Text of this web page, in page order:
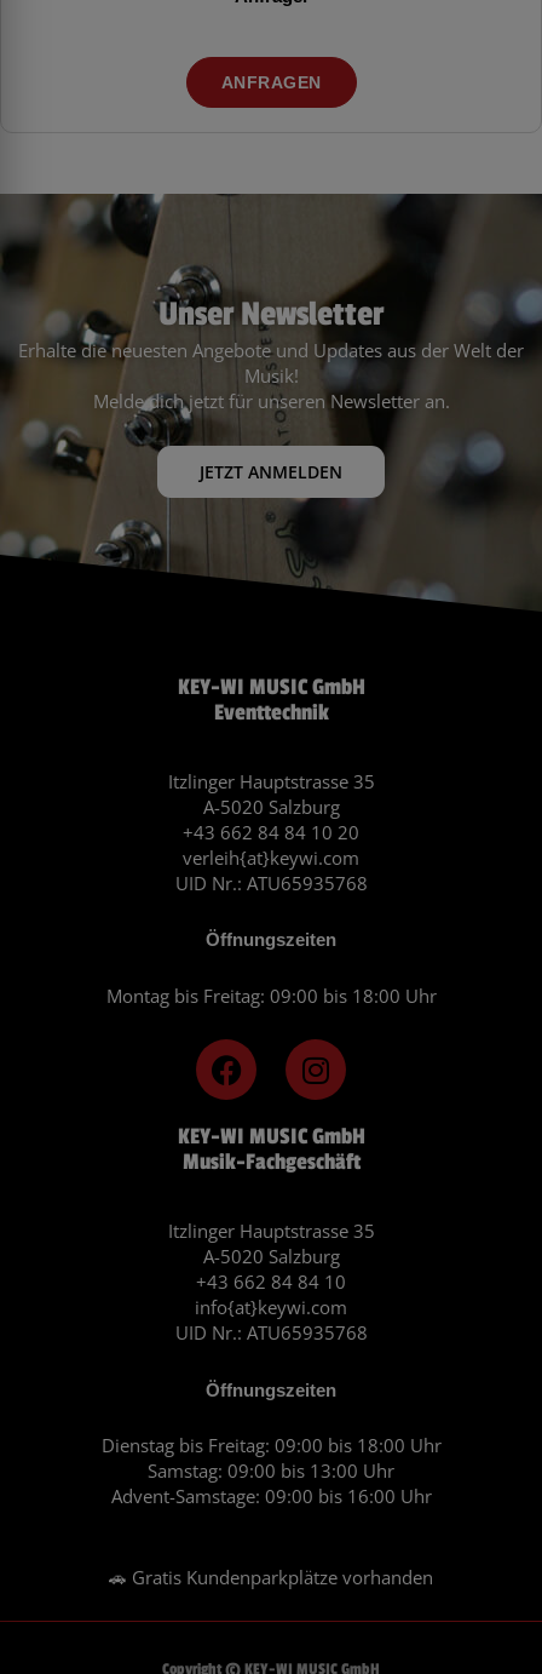
ANFRAGEN
Unser Newsletter
Erhalte die neuesten Angebote und Updates aus der Welt der
Musik!
Melde dich jetzt für unseren Newsletter an.
JETZT ANMELDEN
KEY-WI MUSIC GmbH
Musik-Fachgeschäft
Itzlinger Hauptstrasse 35
A-5020 Salzburg
+43 662 84 84 10
info{at}keywi.com
UID Nr.: ATU65935768
Öffnungszeiten
Dienstag bis Freitag: 09:00 bis 18:00 Uhr
Samstag: 09:00 bis 13:00 Uhr
Advent-Samstage: 09:00 bis 16:00 Uhr
🚗 Gratis Kundenparkplätze vorhanden
F
a
c
e
b
o
k
I
n
s
t
a
r
a
m
KEY-WI MUSIC GmbH
Eventtechnik
Itzlinger Hauptstrasse 35
A-5020 Salzburg
+43 662 84 84 10 20
verleih{at}keywi.com
UID Nr.: ATU65935768
Öffnungszeiten
Montag bis Freitag: 09:00 bis 18:00 Uhr
Copyright © KEY-WI MUSIC GmbH